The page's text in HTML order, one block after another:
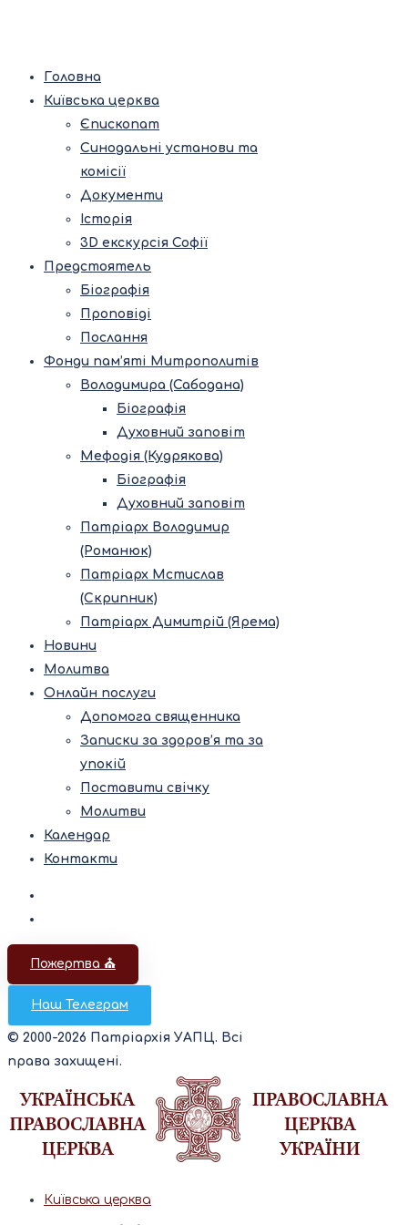
Головна
Київська церква
Єпископат
Синодальні установи та
комісії
Документи
Історія
3D екскурсія Софії
Предстоятель
Біографія
Проповіді
Послання
Фонди пам’яті Митрополитів
Володимира (Сабодана)
Біографія
Духовний заповіт
Мефодія (Кудрякова)
Біографія
Духовний заповіт
Патріарх Володимир
(Романюк)
Патріарх Мстислав
(Скрипник)
Патріарх Димитрій (Ярема)
Новини
Молитва
Онлайн послуги
Допомога священника
Записки за здоров’я та за
упокій
Поставити свічку
Молитви
Календар
Контакти
Пожертва ⛪️
Наш Телеграм
© 2000-2026 Патріархія УАПЦ. Всі
права захищені.
Київська церква